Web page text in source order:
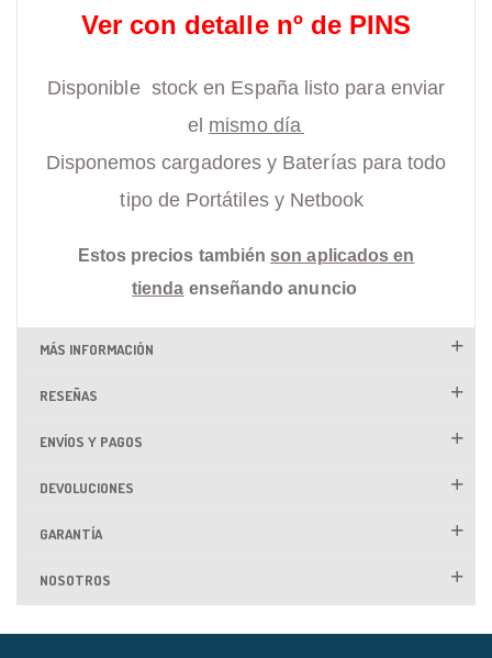
Ver con detalle nº de PINS
Disponible stock en España listo para enviar
el mismo día
Disponemos cargadores y Baterías para todo
tipo de Portátiles y Netbook
Estos precios también son aplicados en
tienda enseñando anuncio
MÁS INFORMACIÓN
RESEÑAS
ENVÍOS Y PAGOS
DEVOLUCIONES
GARANTÍA
NOSOTROS